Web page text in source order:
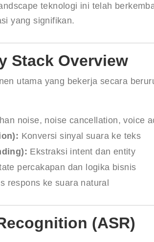
teknologi ini telah
yang signifikan.
Stack Overview
utama yang bekerja secara
noise, noise cancellation, voice
Konversi sinyal suara ke teks
Ekstraksi intent dan entity
percakapan dan logika bisnis
respons ke suara natural
(ASR)